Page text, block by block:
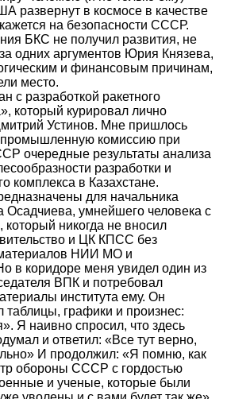
развернут в космосе в качестве
на безопасности СССР.
БКС не получил развития, не
одних аргументов Юрия Князева,
и финансовым причинам,
место.
с разработкой ракетного
который курировал лично
Устинов. Мне пришлось
промышленную комиссию при
очередные результаты анализа
разработки и
комплекса в Казахстане.
для начальника
Осадчиева, умнейшего человека с
никогда не вносил
и ЦК КПСС без
материалов НИИ МО и
в коридоре меня увидел один из
ВПК и потребовал
института ему. Он
таблицы, графики и произнес:
Я наивно спросил, что здесь
и ответил: «Все тут верно,
И продолжил: «Я помню, как
обороны СССР с гордостью
и ученые, которые были